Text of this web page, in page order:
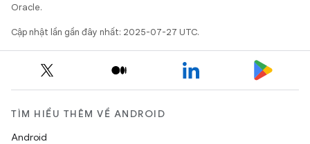
Oracle.
Cập nhật lần gần đây nhất: 2025-07-27 UTC.
TÌM HIỂU THÊM VỀ ANDROID
Android